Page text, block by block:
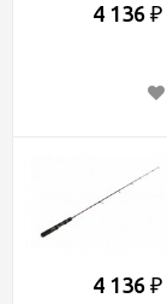
4 136 ₽
4 136 ₽